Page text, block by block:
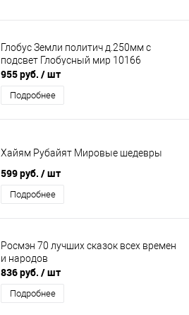
Глобус Земли политич д.250мм с
подсвет Глобусный мир 10166
955 руб. / шт
Подробнее
Хайям Рубайят Мировые шедевры
599 руб. / шт
Подробнее
Росмэн 70 лучших сказок всех времен
и народов
836 руб. / шт
Подробнее